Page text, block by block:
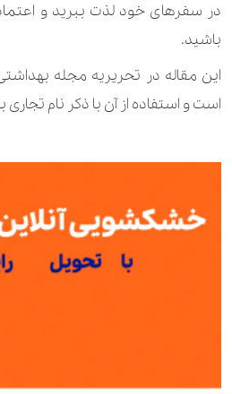
در سفرهای خود لذت ببرید و
باشید.
این مقاله در تحریریه مجله بهداشتی
است و استفاده از آن با ذکر نام تجاری